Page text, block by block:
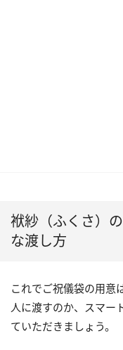
袱紗（ふくさ）
な渡し方
これでご祝儀袋の用意
人に渡すのか、スマー
ていただきましょう。